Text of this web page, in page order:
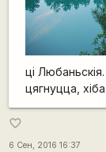
ці
цягнуцца,
favorite_border
6 Сен, 2016 16:37